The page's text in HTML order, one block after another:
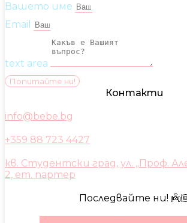
Вашето име
Email
text area
Попитайте ни!
Контакти
info@bebe.bg
+359 88 723 4427
кв. Студентски град, ул. „Проф.
2, ет. партер
Последвайте ни!